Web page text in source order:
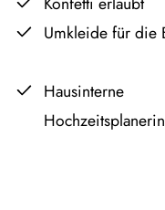
Umkleide für die
Hausinterne
Hochzeitsplanerin